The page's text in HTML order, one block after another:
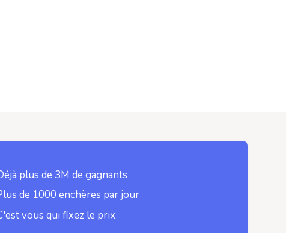
plus de 3M de gagnants
de 1000 enchères par jour
vous qui fixez le prix